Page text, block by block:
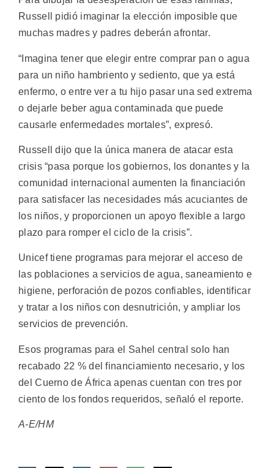
Russell pidió imaginar la elección imposible que
muchas madres y padres deberán afrontar.
“Imagina tener que elegir entre comprar pan o agua
para un niño hambriento y sediento, que ya está
enfermo, o entre ver a tu hijo pasar una sed extrema
o dejarle beber agua contaminada que puede
causarle enfermedades mortales”, expresó.
Russell dijo que la única manera de atacar esta
crisis “pasa porque los gobiernos, los donantes y la
comunidad internacional aumenten la financiación
para satisfacer las necesidades más acuciantes de
los niños, y proporcionen un apoyo flexible a largo
plazo para romper el ciclo de la crisis”.
Unicef tiene programas para mejorar el acceso de
las poblaciones a servicios de agua, saneamiento e
higiene, perforación de pozos confiables, identificar
y tratar a los niños con desnutrición, y ampliar los
servicios de prevención.
Esos programas para el Sahel central solo han
recabado 22 % del financiamiento necesario, y los
del Cuerno de África apenas cuentan con tres por
ciento de los fondos requeridos, señaló el reporte.
A-E/HM